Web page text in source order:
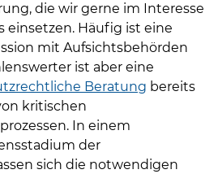
die wir gerne im Interesse
einsetzen. Häufig ist eine
mit Aufsichtsbehörden
ist aber eine
Beratung bereits
kritischen
In einem
der
sich die notwendigen